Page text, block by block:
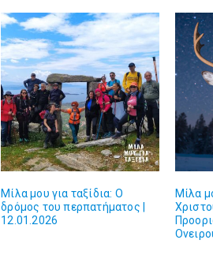
Μίλα μου για ταξίδια: Ο
δρόμος του περπατήματος |
12.01.2026
Μίλα